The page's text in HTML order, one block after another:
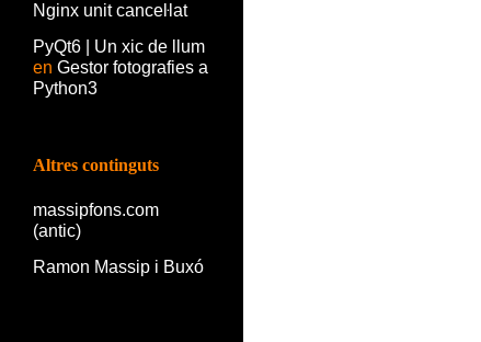
Nginx unit canceŀlat
PyQt6 | Un xic de llum
en Gestor fotografies a
Python3
Altres continguts
massipfons.com
(antic)
Ramon Massip i Buxó